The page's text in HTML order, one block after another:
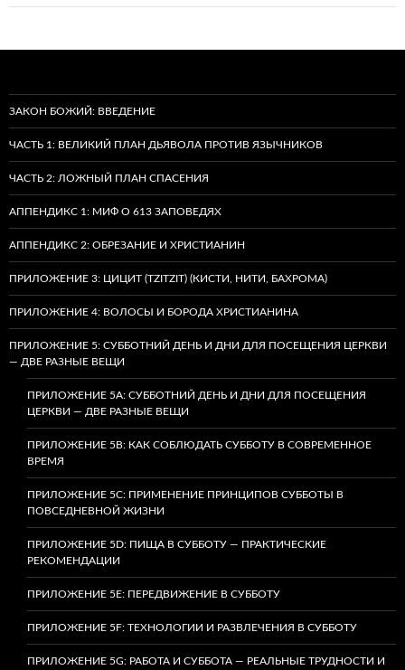
ЗАКОН БОЖИЙ: ВВЕДЕНИЕ
ЧАСТЬ 1: ВЕЛИКИЙ ПЛАН ДЬЯВОЛА ПРОТИВ ЯЗЫЧНИКОВ
ЧАСТЬ 2: ЛОЖНЫЙ ПЛАН СПАСЕНИЯ
АППЕНДИКС 1: МИФ О 613 ЗАПОВЕДЯХ
АППЕНДИКС 2: ОБРЕЗАНИЕ И ХРИСТИАНИН
ПРИЛОЖЕНИЕ 3: ЦИЦИТ (TZITZIT) (КИСТИ, НИТИ, БАХРОМА)
ПРИЛОЖЕНИЕ 4: ВОЛОСЫ И БОРОДА ХРИСТИАНИНА
ПРИЛОЖЕНИЕ 5: СУББОТНИЙ ДЕНЬ И ДНИ ДЛЯ ПОСЕЩЕНИЯ ЦЕРКВИ
— ДВЕ РАЗНЫЕ ВЕЩИ
ПРИЛОЖЕНИЕ 5A: СУББОТНИЙ ДЕНЬ И ДНИ ДЛЯ ПОСЕЩЕНИЯ
ЦЕРКВИ — ДВЕ РАЗНЫЕ ВЕЩИ
ПРИЛОЖЕНИЕ 5B: КАК СОБЛЮДАТЬ СУББОТУ В СОВРЕМЕННОЕ
ВРЕМЯ
ПРИЛОЖЕНИЕ 5C: ПРИМЕНЕНИЕ ПРИНЦИПОВ СУББОТЫ В
ПОВСЕДНЕВНОЙ ЖИЗНИ
ПРИЛОЖЕНИЕ 5D: ПИЩА В СУББОТУ — ПРАКТИЧЕСКИЕ
РЕКОМЕНДАЦИИ
ПРИЛОЖЕНИЕ 5E: ПЕРЕДВИЖЕНИЕ В СУББОТУ
ПРИЛОЖЕНИЕ 5F: ТЕХНОЛОГИИ И РАЗВЛЕЧЕНИЯ В СУББОТУ
ПРИЛОЖЕНИЕ 5G: РАБОТА И СУББОТА — РЕАЛЬНЫЕ ТРУДНОСТИ И